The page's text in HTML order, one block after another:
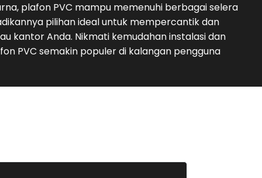
plafon PVC mampu memenuhi berbagai selera
pilihan ideal untuk mempercantik dan
kantor Anda. Nikmati kemudahan instalasi dan
PVC semakin populer di kalangan pengguna